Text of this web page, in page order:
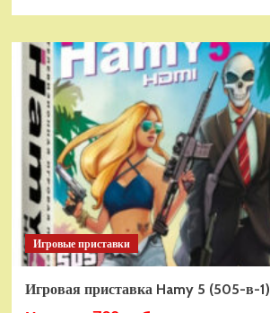
Дополнительный
модуль
Thrustmaster
Quadrant
Add-
on
Airbus
Edition
ww
Игровые приставки
Игровая приставка Hamy 5 (505-в-